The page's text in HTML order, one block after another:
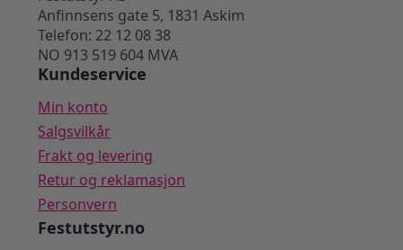
Anfinnsens gate 5, 1831 Askim
Telefon: 22 12 08 38
NO 913 519 604 MVA
Kundeservice
Min konto
Salgsvilkår
Frakt og levering
Retur og reklamasjon
Personvern
Festutstyr.no